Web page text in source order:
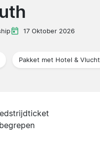
17 Oktober 2026
Pakket met Hotel & Vlucht